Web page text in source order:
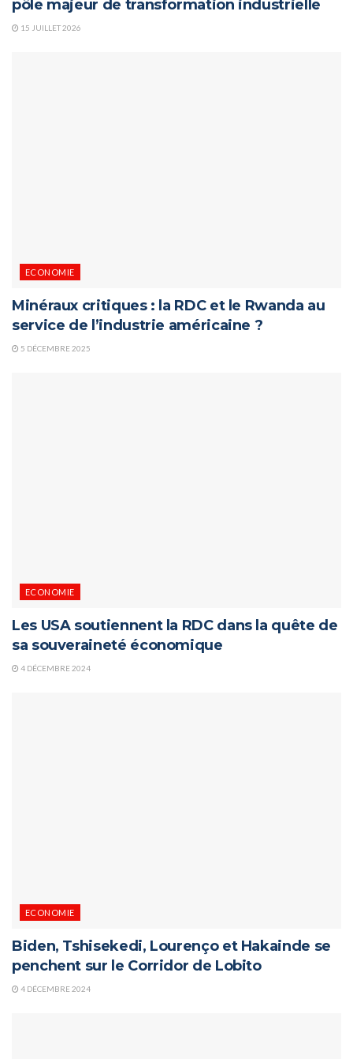
pôle majeur de transformation industrielle
15 JUILLET 2026
ECONOMIE
Minéraux critiques : la RDC et le Rwanda au
service de l’industrie américaine ?
5 DÉCEMBRE 2025
ECONOMIE
Les USA soutiennent la RDC dans la quête de
sa souveraineté économique
4 DÉCEMBRE 2024
ECONOMIE
Biden, Tshisekedi, Lourenço et Hakainde se
penchent sur le Corridor de Lobito
4 DÉCEMBRE 2024